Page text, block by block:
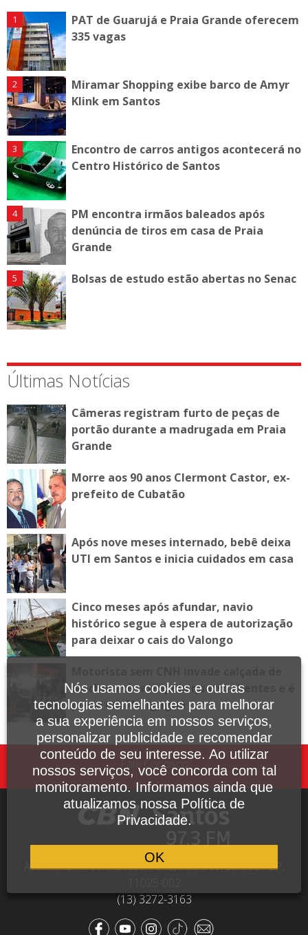
PAT de Guarujá e Praia Grande oferecem
335 vagas
Miramar Shopping exibe barco de Amyr
Klink em Santos
Encontro de carros antigos acontecerá no
Centro Histórico de Santos
PM encontra irmãos baleados após
denúncia de tiros em casa de Praia
Grande
Bolsas de estudo estão abertas no Senac
Últimas Notícias
Câmeras registram furto de peças de
portão durante a madrugada em Praia
Grande
Morre aos 90 anos Clermont Castor, ex-
prefeito de Cubatão
Após nove meses internado, bebê deixa
UTI em Santos e inicia cuidados em casa
Cinco meses após afundar, navio
histórico segue à espera de autorização
para deixar o cais do Valongo
lanchonete, atropela quatro clientes e é
preso em Mongaguá
Fale Conosco
Avenida Dr. Pedro Lessa, 1640, sala 809, Santos - SP,
(13) 3272-3163
Nós usamos cookies e outras
tecnologias semelhantes para melhorar
a sua experiência em nossos serviços,
personalizar publicidade e recomendar
conteúdo de seu interesse. Ao utilizar
nossos serviços, você concorda com tal
monitoramento. Informamos ainda que
atualizamos nossa Política de
Privacidade.
OK